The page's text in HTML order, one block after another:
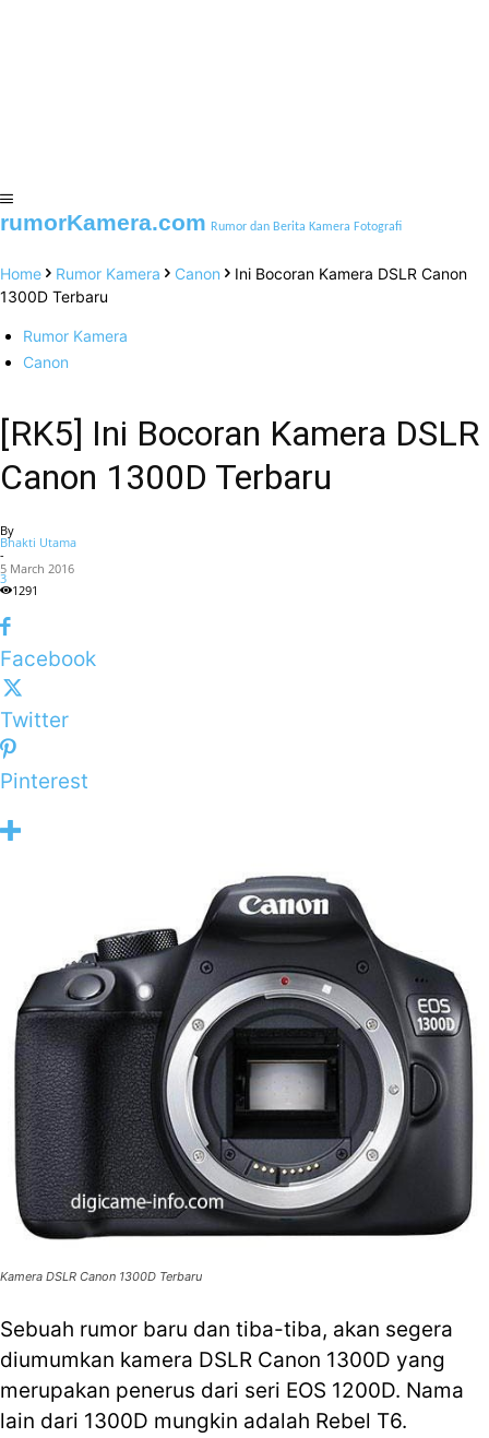
rumorKamera.com Rumor dan Berita Kamera Fotografi
Home Rumor Kamera Canon
Ini Bocoran Kamera DSLR Canon
1300D Terbaru
Rumor Kamera
Canon
[RK5] Ini Bocoran Kamera DSLR
Canon 1300D Terbaru
By
Bhakti Utama
-
5 March 2016
3
1291
Facebook
Twitter
Pinterest
Kamera DSLR Canon 1300D Terbaru
Sebuah rumor baru dan tiba-tiba, akan segera
diumumkan kamera DSLR Canon 1300D yang
merupakan penerus dari seri EOS 1200D. Nama
lain dari 1300D mungkin adalah Rebel T6.